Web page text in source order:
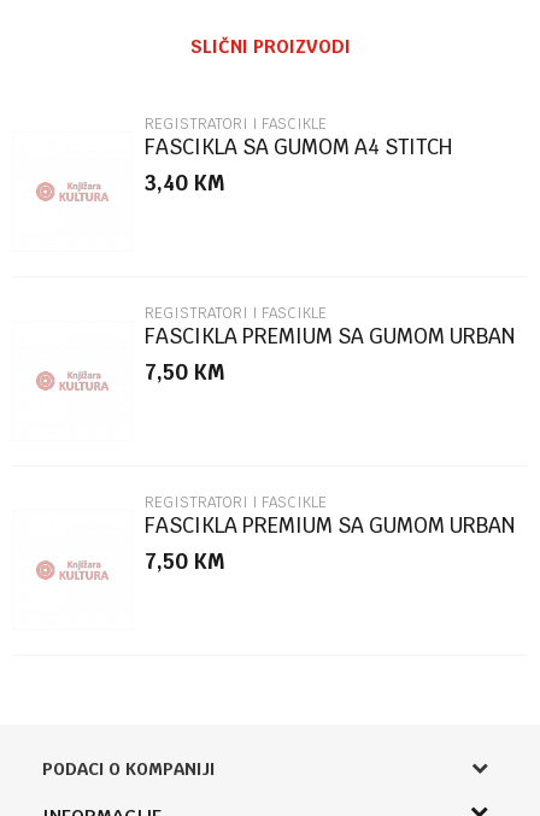
Poruka
POŠALJI
SLIČNI PROIZVODI
REGISTRATORI I FASCIKLE
FASCIKLA SA GUMOM A4 STITCH
86504
3,40 KM
REGISTRATORI I FASCIKLE
FASCIKLA PREMIUM SA GUMOM URBAN
STYLE SC2770
7,50 KM
REGISTRATORI I FASCIKLE
FASCIKLA PREMIUM SA GUMOM URBAN
STYLE SC2769
7,50 KM
PODACI O KOMPANIJI
Knjižara Kultura